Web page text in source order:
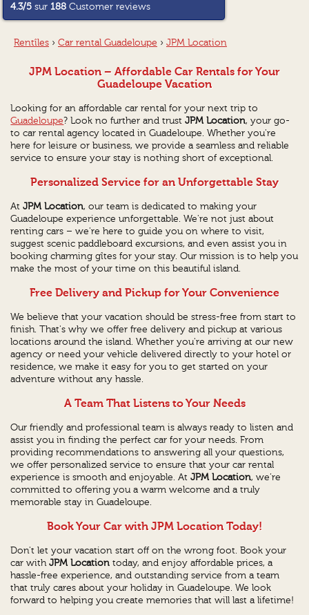
4.3/5 sur 188 Customer reviews
Rentîles › Car rental Guadeloupe › JPM Location
JPM Location – Affordable Car Rentals for Your
Guadeloupe Vacation
Looking for an affordable car rental for your next trip to
Guadeloupe? Look no further and trustJPM Location, your go-
to car rental agency located in Guadeloupe. Whether you're
here for leisure or business, we provide a seamless and reliable
service to ensure your stay is nothing short of exceptional.
Personalized Service for an Unforgettable Stay
AtJPM Location, our team is dedicated to making your
Guadeloupe experience unforgettable. We're not just about
renting cars – we're here to guide you on where to visit,
suggest scenic paddleboard excursions, and even assist you in
booking charming gîtes for your stay. Our mission is to help you
make the most of your time on this beautiful island.
Free Delivery and Pickup for Your Convenience
We believe that your vacation should be stress-free from start to
finish. That's why we offer free delivery and pickup at various
locations around the island. Whether you're arriving at our new
agency or need your vehicle delivered directly to your hotel or
residence, we make it easy for you to get started on your
adventure without any hassle.
A Team That Listens to Your Needs
Our friendly and professional team is always ready to listen and
assist you in finding the perfect car for your needs. From
providing recommendations to answering all your questions,
we offer personalized service to ensure that your car rental
experience is smooth and enjoyable. AtJPM Location, we’re
committed to offering you a warm welcome and a truly
memorable stay in Guadeloupe.
Book Your Car with JPM Location Today!
Don't let your vacation start off on the wrong foot. Book your
car withJPM Location today, and enjoy affordable prices, a
hassle-free experience, and outstanding service from a team
that truly cares about your holiday in Guadeloupe. We look
forward to helping you create memories that will last a lifetime!